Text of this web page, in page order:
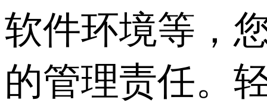
软件环境等，
的管理责任。